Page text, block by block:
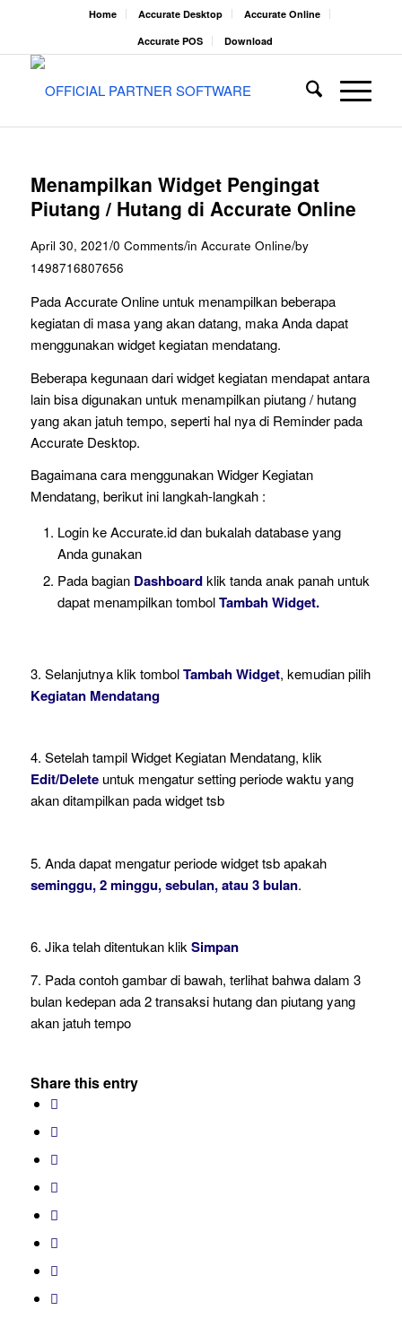
Home Accurate Desktop
Accurate Online
Accurate POS
Download
Menampilkan Widget Pengingat
Piutang / Hutang di Accurate Online
April 30, 2021/0 Comments/in Accurate Online/by
1498716807656
Pada Accurate Online untuk menampilkan beberapa
kegiatan di masa yang akan datang, maka Anda dapat
menggunakan widget kegiatan mendatang.
Beberapa kegunaan dari widget kegiatan mendapat antara
lain bisa digunakan untuk menampilkan piutang / hutang
yang akan jatuh tempo, seperti hal nya di Reminder pada
Accurate Desktop.
Bagaimana cara menggunakan Widger Kegiatan
Mendatang, berikut ini langkah-langkah :
Login ke Accurate.id dan bukalah database yang
Anda gunakan
Pada bagian Dashboardklik tanda anak panah untuk
dapat menampilkan tombolTambah Widget.
3. Selanjutnya klik tombolTambah Widget, kemudian pilih
Kegiatan Mendatang
4. Setelah tampil Widget Kegiatan Mendatang, klik
Edit/Deleteuntuk mengatur setting periode waktu yang
akan ditampilkan pada widget tsb
5. Anda dapat mengatur periode widget tsb apakah
seminggu, 2 minggu, sebulan, atau 3 bulan.
6. Jika telah ditentukan klikSimpan
7. Pada contoh gambar di bawah, terlihat bahwa dalam 3
bulan kedepan ada 2 transaksi hutang dan piutang yang
akan jatuh tempo
Share this entry